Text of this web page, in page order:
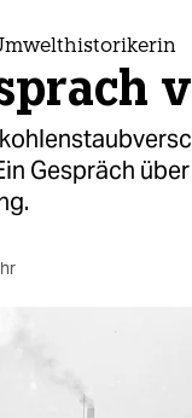
Gespräch